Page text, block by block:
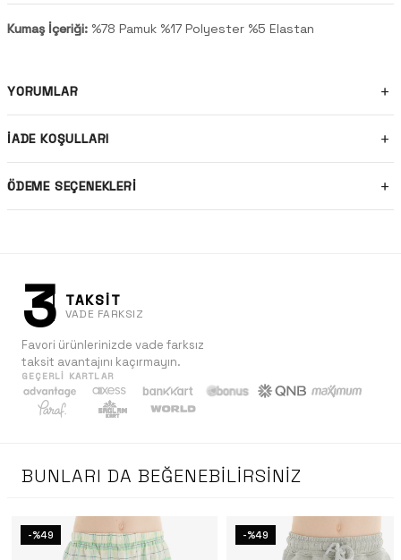
Kumaş İçeriği: %78 Pamuk %17 Polyester %5 Elastan
YORUMLAR
İADE KOŞULLARI
ÖDEME SEÇENEKLERI
3 TAKSİT
VADE FARKSIZ
Favori ürünlerinizde vade farksız
taksit avantajını kaçırmayın.
GEÇERLI KARTLAR
BUNLARI DA BEĞENEBILIRSINIZ
-%49 -%49